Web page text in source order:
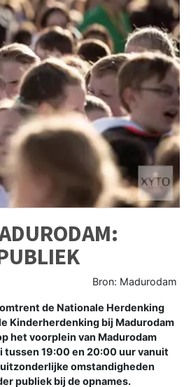
Bron: Madurodam
de Nationale Herdenking
Kinderherdenking bij Madurodam
het voorplein van Madurodam
tussen 19:00 en 20:00 uur vanuit
omstandigheden
publiek bij de opnames.